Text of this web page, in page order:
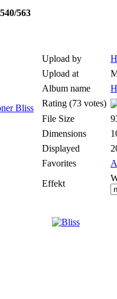
563
Upload by
Upload at
Album name
Rating (73 votes)
File Size
Dimensions
Displayed
Favorites
Effekt